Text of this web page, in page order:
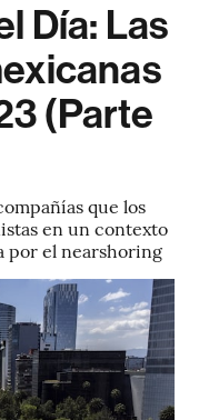
Día: Las
(Parte
que los
en un contexto
por el nearshoring